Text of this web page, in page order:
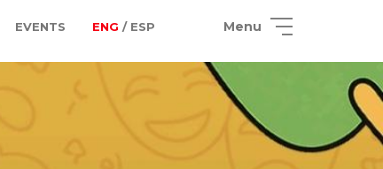
EVENTS ENG / ESP Menu